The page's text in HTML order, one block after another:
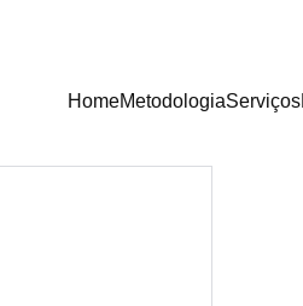
HomeMetodologiaServiços